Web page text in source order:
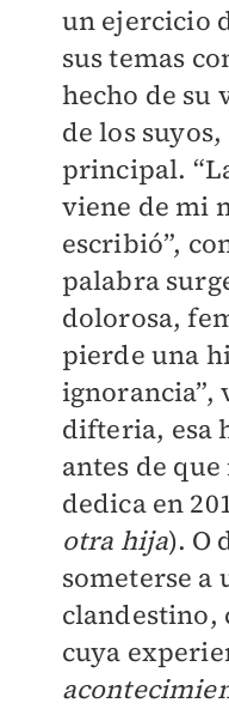
un ejercicio
sus temas
hecho de su
de los
principal.
viene de mi
escribió”,
palabra
dolorosa,
pierde una
ignorancia”,
difteria, esa
antes de
dedica en
otra hija). O
someterse a
clandestino,
cuya